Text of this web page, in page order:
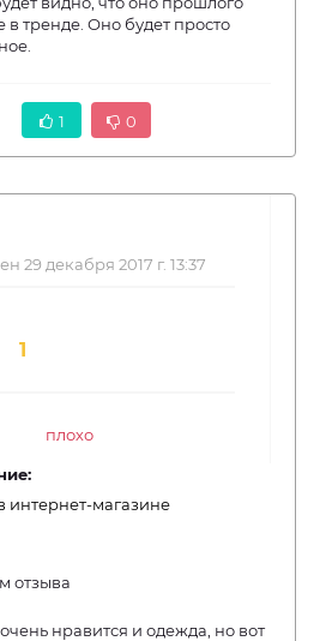
в тренде. Оно будет просто
1 0
Отзыв был оставлен 29 декабря 2017 г. 13:37
1
плохо
интернет-магазине
отзыва
нравится и одежда, но вот